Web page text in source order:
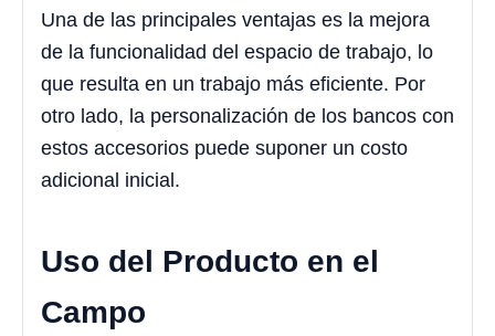
Una de las principales ventajas es la mejora
de la funcionalidad del espacio de trabajo, lo
que resulta en un trabajo más eficiente. Por
otro lado, la personalización de los bancos con
estos accesorios puede suponer un costo
adicional inicial.
Uso del Producto en el
Campo